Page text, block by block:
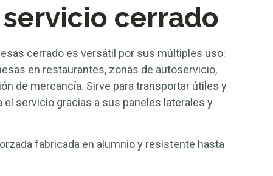
cerrado
cerrado es versátil por sus múltiples uso:
en restaurantes, zonas de autoservicio,
de mercancía. Sirve para transportar útiles y
servicio gracias a sus paneles laterales y
fabricada en alumnio y resistente hasta